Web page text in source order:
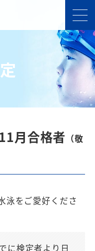
月合格者 （敬
泳をご愛好くださ
に検定者より日